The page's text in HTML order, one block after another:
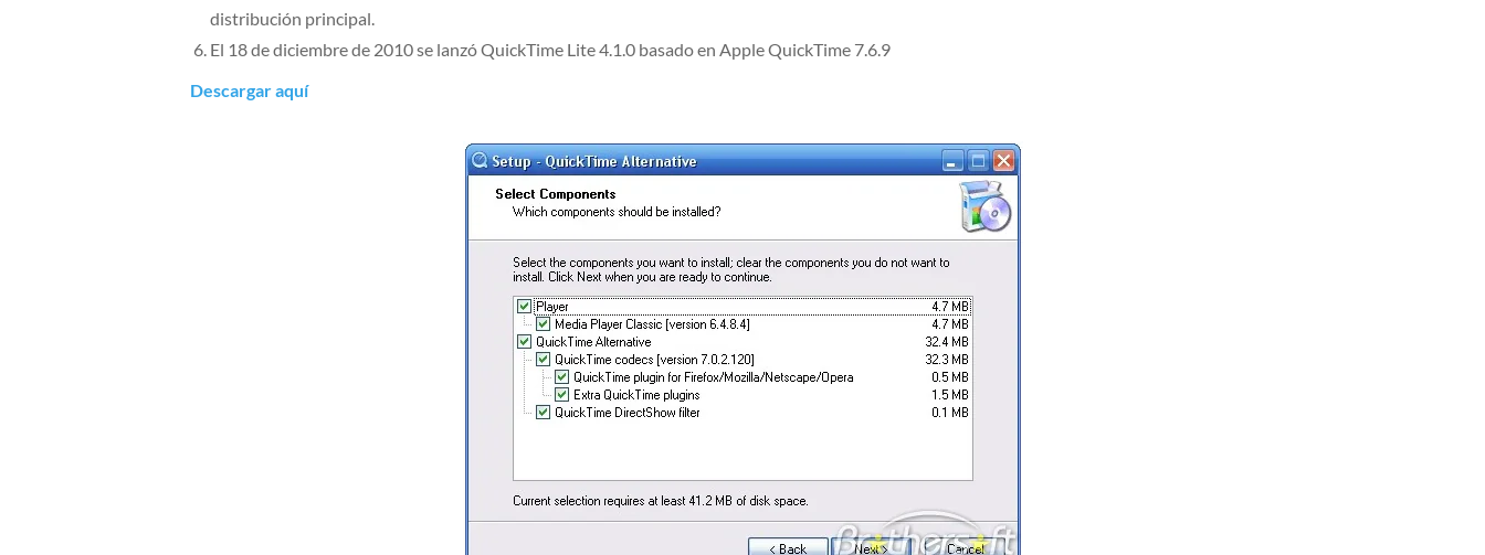
distribución principal.
El 18 de diciembre de 2010 se lanzó QuickTime Lite 4.1.0 basado en Apple QuickTime 7.6.9
Descargar aquí